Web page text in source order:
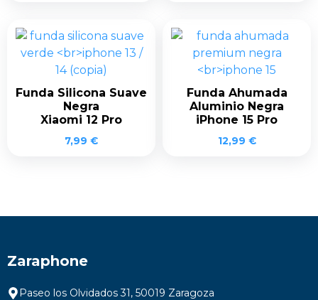
Funda Silicona Suave
Negra
Xiaomi 12 Pro
7,99 €
Funda Ahumada
Aluminio Negra
iPhone 15 Pro
12,99 €
Zaraphone
Paseo los Olvidados 31, 50019 Zaragoza